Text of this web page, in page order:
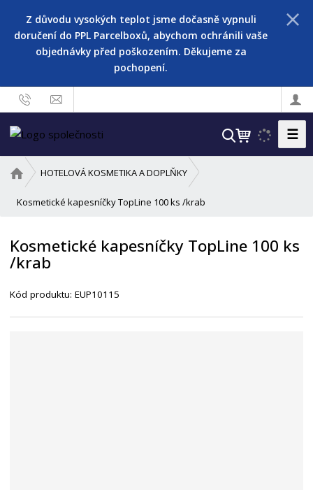
Z důvodu vysokých teplot jsme dočasně vypnuli
doručení do PPL Parcelboxů, abychom ochránili vaše
objednávky před poškozením. Děkujeme za
pochopení.
V
t
☰
v
o
í
s
r
HOTELOVÁ KOSMETIKA A DOPLŇKY
Kosmetické kapesníčky TopLine 100 ks /krab
Kosmetické kapesníčky TopLine 100 ks
/krab
Kód produktu:EUP10115